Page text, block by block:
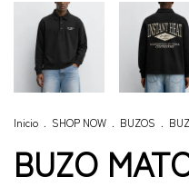
Inicio SHOP NOW BUZOS
BUZO